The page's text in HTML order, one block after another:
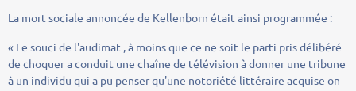
La mort sociale annoncée de Kellenborn était ainsi programmée :
« Le souci de l'audimat , à moins que ce ne soit le parti pris délibéré
de choquer a conduit une chaîne de télévision à donner une tribune
à un individu qui a pu penser qu'une notoriété littéraire acquise on